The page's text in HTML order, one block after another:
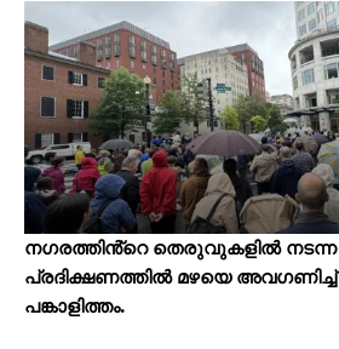
നഗരത്തിൻ്റെ തെരുവുകളില്‍
പ്രദിക്ഷണത്തില്‍ മഴയെ
പങ്കാളിത്തം.